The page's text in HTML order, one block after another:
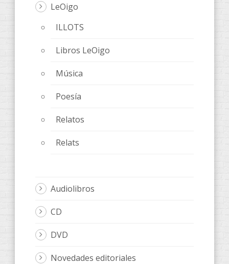
LeOigo
ILLOTS
Libros LeOigo
Música
Poesía
Relatos
Relats
Audiolibros
CD
DVD
Novedades editoriales